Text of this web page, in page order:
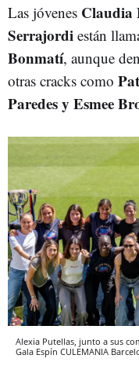
Las jóvenes Claudia
Serrajordi están
Bonmatí, aunque
otras cracks como
Paredes y Esmee
Alexia Putellas, junto a sus
Gala Espín CULEMANIA